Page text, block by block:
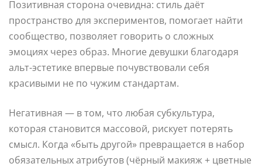
Позитивная сторона очевидна: стиль даёт
пространство для экспериментов, помогает найти
сообщество, позволяет говорить о сложных
эмоциях через образ. Многие девушки благодаря
альт-эстетике впервые почувствовали себя
красивыми не по чужим стандартам.
Негативная — в том, что любая субкультура,
которая становится массовой, рискует потерять
смысл. Когда «быть другой» превращается в набор
обязательных атрибутов (чёрный макияж + цветные